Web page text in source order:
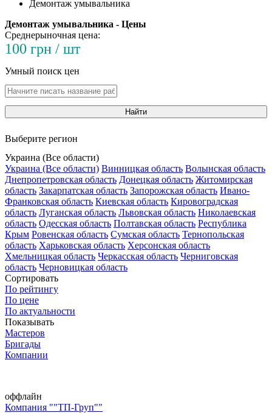
Демонтаж умывальника
Демонтаж умывальника - Цены
Среднерыночная цена:
100 грн / шт
Умный поиск цен
Найти
Выберите регион
Украина (Все области)
Украина (Все области) Винницкая область Волынская область
Днепропетровская область Донецкая область Житомирская
область Закарпатская область Запорожская область Ивано-
Франковская область Киевская область Кировоградская
область Луганская область Львовская область Николаевская
область Одесская область Полтавская область Республика
Крым Ровенская область Сумская область Тернопольская
область Харьковская область Херсонская область
Хмельницкая область Черкасская область Черниговская
область Черновицкая область
Сортировать
По рейтингу
По цене
По актуальности
Показывать
Мастеров
Бригады
Компании
оффлайн
Компания ""ТП-Груп""